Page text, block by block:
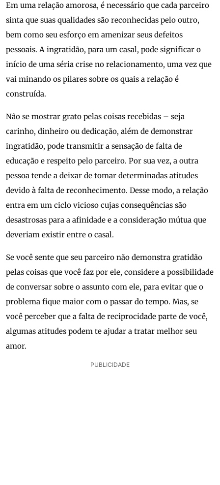
Em uma relação amorosa, é necessário que cada parceiro
sinta que suas qualidades são reconhecidas pelo outro,
bem como seu esforço em amenizar seus defeitos
pessoais. A ingratidão, para um casal, pode significar o
início de uma séria crise no relacionamento, uma vez que
vai minando os pilares sobre os quais a relação é
construída.
Não se mostrar grato pelas coisas recebidas – seja
carinho, dinheiro ou dedicação, além de demonstrar
ingratidão, pode transmitir a sensação de falta de
educação e respeito pelo parceiro. Por sua vez, a outra
pessoa tende a deixar de tomar determinadas atitudes
devido à falta de reconhecimento. Desse modo, a relação
entra em um ciclo vicioso cujas consequências são
desastrosas para a afinidade e a consideração mútua que
deveriam existir entre o casal.
Se você sente que seu parceiro não demonstra gratidão
pelas coisas que você faz por ele, considere a possibilidade
de conversar sobre o assunto com ele, para evitar que o
problema fique maior com o passar do tempo. Mas, se
você perceber que a falta de reciprocidade parte de você,
algumas atitudes podem te ajudar a tratar melhor seu
amor.
PUBLICIDADE